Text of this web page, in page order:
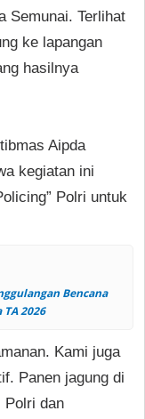
Semunai. Terlihat
ke lapangan
hasilnya
Aipda
kegiatan ini
Polri untuk
Bencana
2026
Kami juga
Panen jagung di
Polri dan